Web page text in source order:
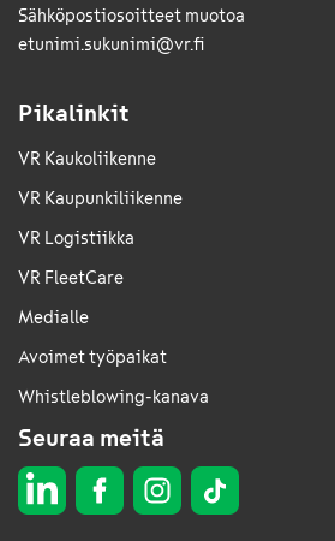
Sähkö­posti­osoitteet muotoa
etunimi.sukunimi@vr.fi
Pikalinkit
VR Kaukoliikenne
VR Kaupunkiliikenne
VR Logistiikka
VR FleetCare
Medialle
Avoimet työpaikat
Whistleblowing-kanava
Seuraa meitä